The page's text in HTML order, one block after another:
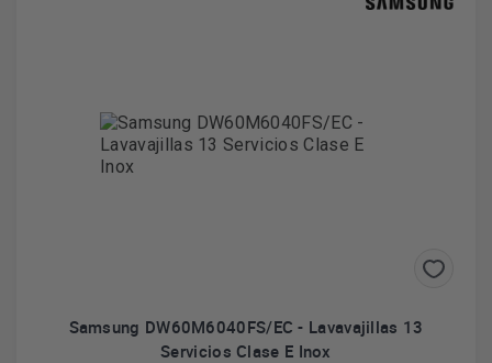
Samsung DW60M6040FS/EC - Lavavajillas 13
Servicios Clase E Inox